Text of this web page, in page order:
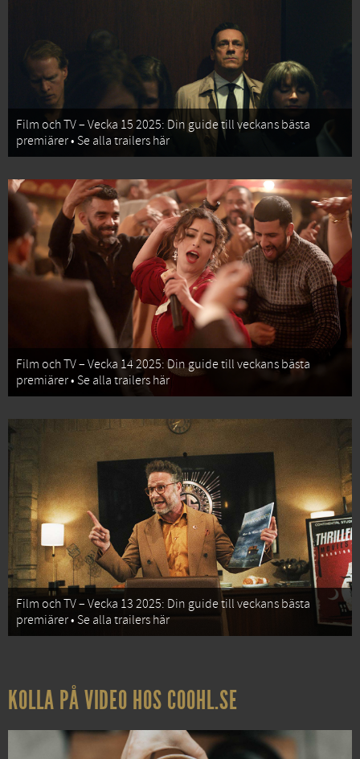
Film och TV – Vecka 15 2025: Din guide till veckans bästa
premiärer • Se alla trailers här
Film och TV – Vecka 14 2025: Din guide till veckans bästa
premiärer • Se alla trailers här
Film och TV – Vecka 13 2025: Din guide till veckans bästa
premiärer • Se alla trailers här
KOLLA PÅ VIDEO HOS COOHL.SE